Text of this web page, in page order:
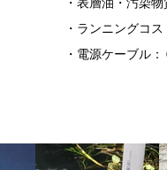
・表層油・汚染
・ランニングコ
・電源ケーブル：